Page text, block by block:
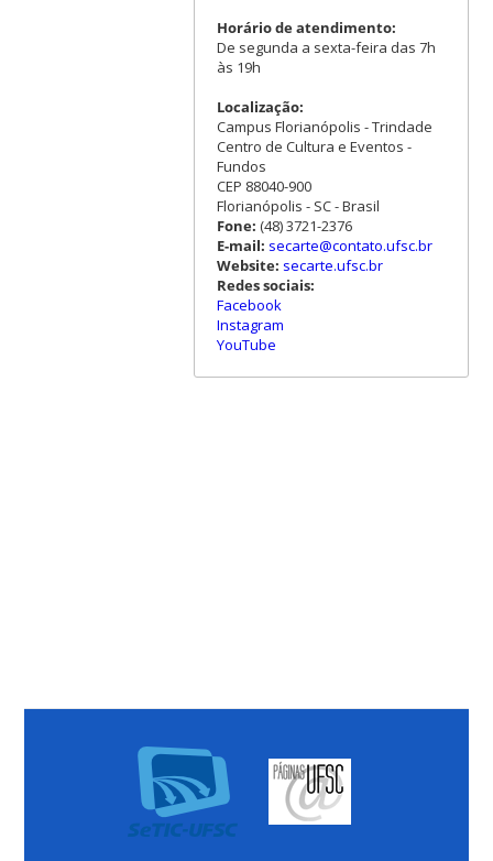
Horário de atendimento:
De segunda a sexta-feira das 7h
às 19h
Localização:
Campus Florianópolis - Trindade
Centro de Cultura e Eventos -
Fundos
CEP 88040-900
Florianópolis - SC - Brasil
Fone: (48) 3721-2376
E-mail: secarte@contato.ufsc.br
Website: secarte.ufsc.br
Redes sociais:
Facebook
Instagram
YouTube